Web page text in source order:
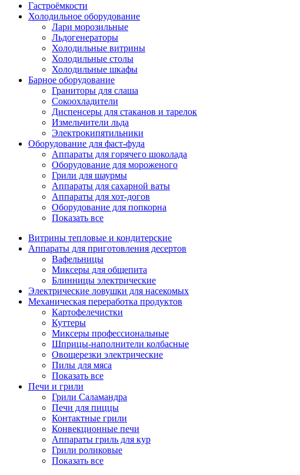
Гастроёмкости
Холодильное оборудование
Лари морозильные
Льдогенераторы
Холодильные витрины
Холодильные столы
Холодильные шкафы
Барное оборудование
Граниторы для слаша
Сокоохладители
Диспенсеры для стаканов и тарелок
Измельчители льда
Электрокипятильники
Оборудование для фаст-фуда
Аппараты для горячего шоколада
Оборудование для мороженого
Грили для шаурмы
Аппараты для сахарной ваты
Аппараты для хот-догов
Оборудование для попкорна
Показать все
Витрины тепловые и кондитерские
Аппараты для приготовления десертов
Вафельницы
Миксеры для общепита
Блинницы электрические
Электрические ловушки для насекомых
Механическая переработка продуктов
Картофелечистки
Куттеры
Миксеры профессиональные
Шприцы-наполнители колбасные
Овощерезки электрические
Пилы для мяса
Показать все
Печи и грили
Грили Саламандра
Печи для пиццы
Контактные грили
Конвекционные печи
Аппараты гриль для кур
Грили роликовые
Показать все